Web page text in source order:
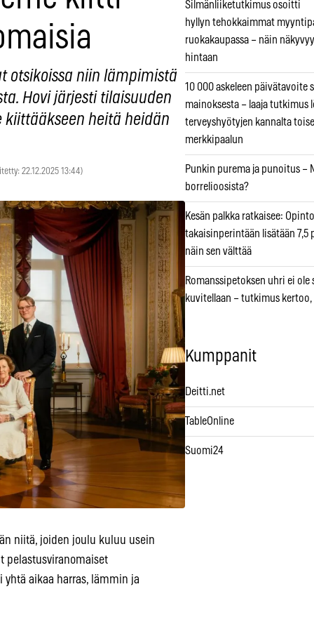
otsikoissa niin lämpimistä
Hovi järjesti tilaisuuden
kiittääkseen heitä heidän
22.12.2025 13:44)
niitä, joiden joulu kuluu usein
pelastusviranomaiset
aikaa harras, lämmin ja
Silmänliiketutkimus osoitti
hyllyn tehokkaimmat
ruokakaupassa – näin
hintaan
10 000 askeleen päivätavoite
mainoksesta – laaja tutkimus
terveyshyötyjen kannalta
merkkipaalun
Punkin purema ja punoitus –
borrelioosista?
Kesän palkka ratkaisee:
takaisinperintään lisätään 7,5
näin sen välttää
Romanssipetoksen uhri ei ole
kuvitellaan – tutkimus kertoo,
Kumppanit
Deitti.net
TableOnline
Suomi24